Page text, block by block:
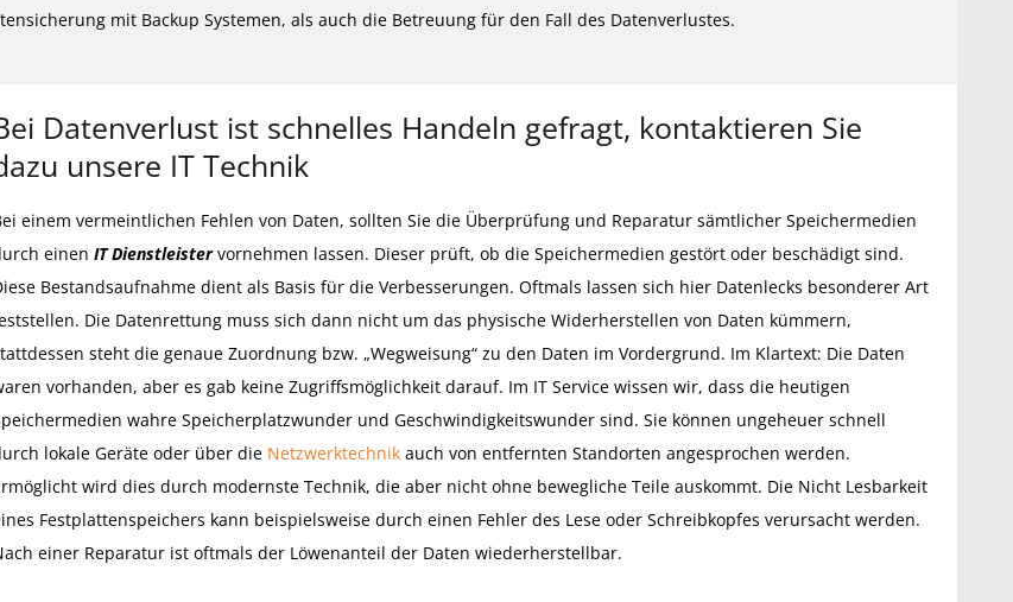
mit Backup Systemen, als auch die Betreuung für den Fall des Datenverlustes.
Datenverlust ist schnelles Handeln gefragt, kontaktieren Sie
unsere IT Technik
einem vermeintlichen Fehlen von Daten, sollten Sie die Überprüfung und Reparatur sämtlicher Speichermedien
einen IT Dienstleistervornehmen lassen. Dieser prüft, ob die Speichermedien gestört oder beschädigt sind.
Bestandsaufnahme dient als Basis für die Verbesserungen. Oftmals lassen sich hier Datenlecks besonderer Art
Die Datenrettung muss sich dann nicht um das physische Widerherstellen von Daten kümmern,
steht die genaue Zuordnung bzw. „Wegweisung“ zu den Daten im Vordergrund. Im Klartext: Die Daten
vorhanden, aber es gab keine Zugriffsmöglichkeit darauf. Im IT Service wissen wir, dass die heutigen
wahre Speicherplatzwunder und Geschwindigkeitswunder sind. Sie können ungeheuer schnell
lokale Geräte oder über die Netzwerktechnikauch von entfernten Standorten angesprochen werden.
wird dies durch modernste Technik, die aber nicht ohne bewegliche Teile auskommt. Die Nicht Lesbarkeit
Festplattenspeichers kann beispielsweise durch einen Fehler des Lese oder Schreibkopfes verursacht werden.
einer Reparatur ist oftmals der Löwenanteil der Daten wiederherstellbar.